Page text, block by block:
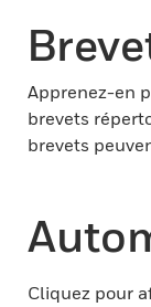
Apprenez-en
brevets
brevets
Cliquez pour